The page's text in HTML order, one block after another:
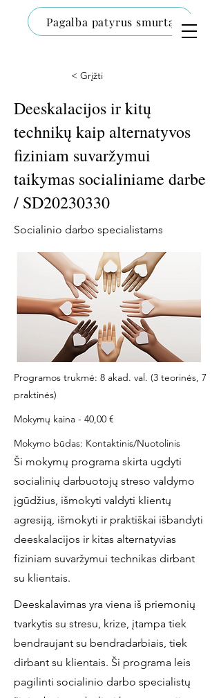
Pagalba patyrus smurtą
< Grįžti
Deeskalacijos ir kitų
technikų kaip alternatyvos
fiziniam suvaržymui
taikymas socialiniame darbe
/ SD20230330
Socialinio darbo specialistams
Programos trukmė: 8 akad. val. (3 teorinės, 7
praktinės)
Mokymų kaina - 40,00 €
Mokymo būdas: Kontaktinis/Nuotolinis
Ši mokymų programa skirta ugdyti
socialinių darbuotojų streso valdymo
įgūdžius, išmokyti valdyti klientų
agresiją, išmokyti ir praktiškai išbandyti
deeskalacijos ir kitas alternatyvias
fiziniam suvaržymui technikas dirbant
su klientais.
Deeskalavimas yra viena iš priemonių
tvarkytis su stresu, krize, įtampa tiek
bendraujant su bendradarbiais, tiek
dirbant su klientais. Ši programa leis
pagilinti socialinio darbo specialistų